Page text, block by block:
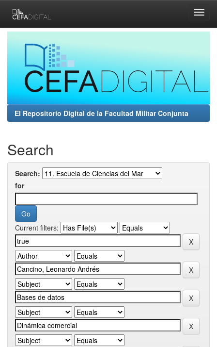
navigation
El Repositorio Digital de la Facultad Militar Conjunta
Search
Search:
for
Current filters: